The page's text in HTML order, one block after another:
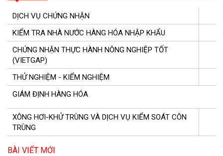
DỊCH VỤ CHỨNG NHẬN
KIỂM TRA NHÀ NƯỚC HÀNG HÓA NHẬP KHẨU
CHỨNG NHẬN THỰC HÀNH NÔNG NGHIỆP TỐT
(VIETGAP)
THỬ NGHIỆM - KIỂM NGHIỆM
GIÁM ĐỊNH HÀNG HÓA
XÔNG HƠI-KHỬ TRÙNG VÀ DỊCH VỤ KIỂM SOÁT CÔN
TRÙNG
BÀI VIẾT MỚI